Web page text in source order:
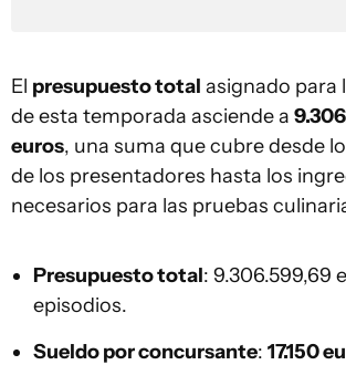
El presupuesto total asignado para
de esta temporada asciende a
euros, una suma que cubre desde
de los presentadores hasta los
necesarios para las pruebas
Presupuesto total: 9.306.599,69
episodios.
Sueldo por concursante: 17.150